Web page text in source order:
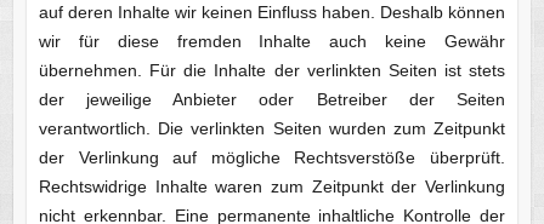
auf deren Inhalte wir keinen Einfluss haben. Deshalb können
wir für diese fremden Inhalte auch keine Gewähr
übernehmen. Für die Inhalte der verlinkten Seiten ist stets
der jeweilige Anbieter oder Betreiber der Seiten
verantwortlich. Die verlinkten Seiten wurden zum Zeitpunkt
der Verlinkung auf mögliche Rechtsverstöße überprüft.
Rechtswidrige Inhalte waren zum Zeitpunkt der Verlinkung
nicht erkennbar. Eine permanente inhaltliche Kontrolle der